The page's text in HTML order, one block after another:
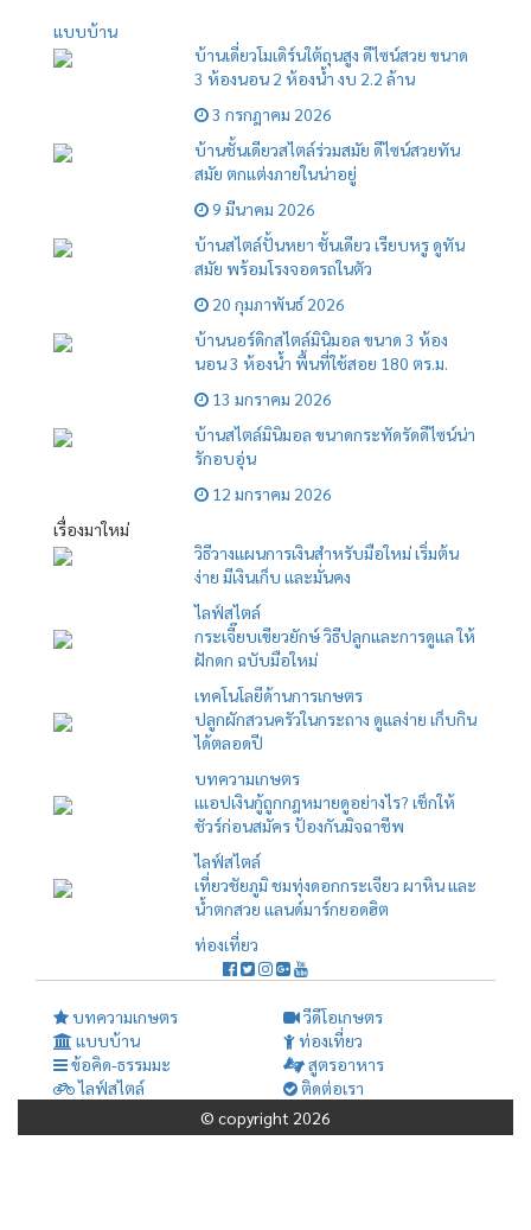
แบบบ้าน
บ้านเดี่ยวโมเดิร์นใต้ถุนสูง ดีไซน์สวย ขนาด
3 ห้องนอน 2 ห้องน้ำ งบ 2.2 ล้าน
3 กรกฎาคม 2026
บ้านชั้นเดียวสไตล์ร่วมสมัย ดีไซน์สวยทัน
สมัย ตกแต่งภายในน่าอยู่
9 มีนาคม 2026
บ้านสไตล์ปั้นหยา ชั้นเดียว เรียบหรู ดูทัน
สมัย พร้อมโรงจอดรถในตัว
20 กุมภาพันธ์ 2026
บ้านนอร์ดิกสไตล์มินิมอล ขนาด 3 ห้อง
นอน 3 ห้องน้ำ พื้นที่ใช้สอย 180 ตร.ม.
13 มกราคม 2026
บ้านสไตล์มินิมอล ขนาดกระทัดรัดดีไซน์น่า
รักอบอุ่น
12 มกราคม 2026
เรื่องมาใหม่
วิธีวางแผนการเงินสำหรับมือใหม่ เริ่มต้น
ง่าย มีเงินเก็บ และมั่นคง
ไลฟ์สไตล์
กระเจี๊ยบเขียวยักษ์ วิธีปลูกและการดูแล ให้
ฝักดก ฉบับมือใหม่
เทคโนโลยีด้านการเกษตร
ปลูกผักสวนครัวในกระถาง ดูแลง่าย เก็บกิน
ได้ตลอดปี
บทความเกษตร
เแอปเงินกู้ถูกกฎหมายดูอย่างไร? เช็กให้
ชัวร์ก่อนสมัคร ป้องกันมิจฉาชีพ
ไลฟ์สไตล์
เที่ยวชัยภูมิ ชมทุ่งดอกกระเจียว ผาหิน และ
น้ำตกสวย แลนด์มาร์กยอดฮิต
ท่องเที่ยว
บทความเกษตร
วีดีโอเกษตร
แบบบ้าน
ท่องเที่ยว
ข้อคิด-ธรรมมะ
สูตรอาหาร
ไลฟ์สไตล์
ติดต่อเรา
© copyright 2026